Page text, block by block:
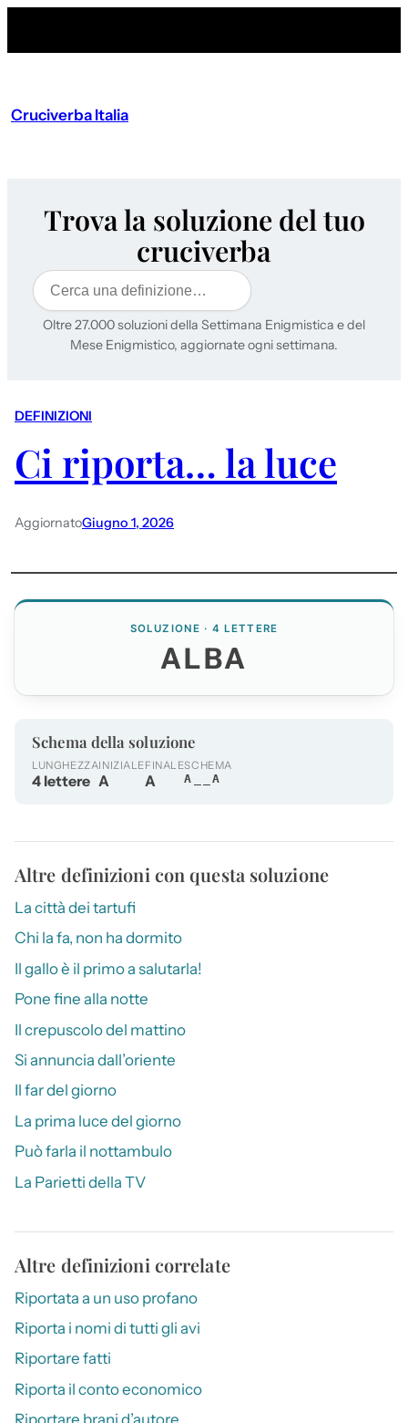
Cruciverba Italia
Trova la soluzione del tuo
cruciverba
Cerca
Oltre 27.000 soluzioni della Settimana Enigmistica e del
Mese Enigmistico, aggiornate ogni settimana.
DEFINIZIONI
Ci riporta… la luce
AggiornatoGiugno 1, 2026
SOLUZIONE · 4 LETTERE
ALBA
Schema della soluzione
LUNGHEZZA
4 lettere
INIZIALE
A
FINALE
A
SCHEMA
A__A
Altre definizioni con questa soluzione
La città dei tartufi
Chi la fa, non ha dormito
Il gallo è il primo a salutarla!
Pone fine alla notte
Il crepuscolo del mattino
Si annuncia dall’oriente
Il far del giorno
La prima luce del giorno
Può farla il nottambulo
La Parietti della TV
Altre definizioni correlate
Riportata a un uso profano
Riporta i nomi di tutti gli avi
Riportare fatti
Riporta il conto economico